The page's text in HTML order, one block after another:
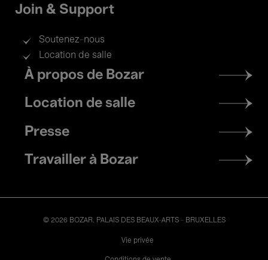
Join & Support
Soutenez-nous
Location de salle
Footer
menu
À propos de Bozar
Location de salle
Presse
Travailler à Bozar
© 2026 BOZAR. PALAIS DES BEAUX-ARTS - BRUXELLES
Vie privée